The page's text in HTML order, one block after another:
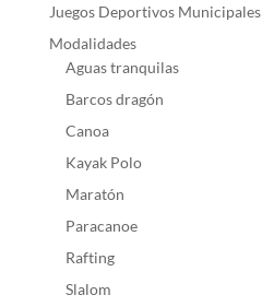
Juegos Deportivos Municipales
Modalidades
Aguas tranquilas
Barcos dragón
Canoa
Kayak Polo
Maratón
Paracanoe
Rafting
Slalom